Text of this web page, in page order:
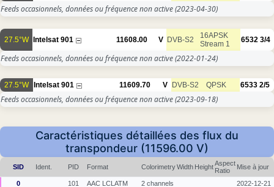
Feeds occasionnels, données ou fréquence non active(2023-04-30)
27.5°W Intelsat 901 11608.00 V DVB-S2
16APSK
Stream 1
6532 3/4
Feeds occasionnels, données ou fréquence non active(2022-01-24)
27.5°W Intelsat 901 11609.70 V DVB-S2 QPSK 6533 2/5
Feeds occasionnels, données ou fréquence non active(2023-09-18)
Caractéristiques détaillées des flux du
transpondeur (11596.00 V)
SID Ident. PID Format ColorimetryWidth HeightAspect
Ratio
Mise à jour
0 101 AAC LCLATM 2 channels 2022-12-21